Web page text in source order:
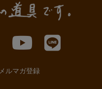
メルマガ登録